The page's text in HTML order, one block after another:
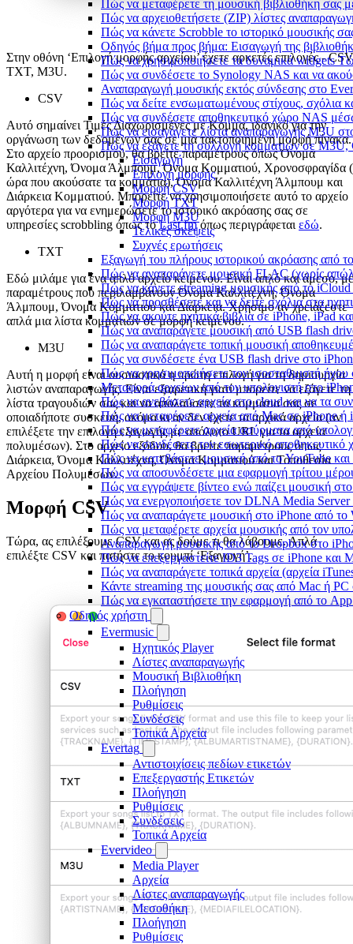
Πώς να μεταφέρετε τη μουσική βιβλιοθήκη
Πώς να αρχειοθετήσετε (ZIP) λίστες
Πώς να κάνετε Scrobble το ιστορικό μουσικής
Οδηγός βήμα προς βήμα: Εισαγωγή της
Πώς να χρησιμοποιήσετε τα δυναμικά widgets
Πώς να συνδέσετε το Synology NAS και να
Αναπαραγωγή μουσικής εκτός σύνδεσης στο
Πώς να δείτε ενσωματωμένους στίχους, σχόλια
Πώς να συνδέσετε αποθηκευτικό χώρο NAS
Πώς να εισαγάγετε λίστα αναπαραγωγής M3U
Πώς να εξάγετε τη συλλογή κομματιών σε
Εισαγωγή
Επιλογή μορφής
Μορφή CSV
Μορφή TXT
Μορφή M3U
Τελικές σκέψεις
Συχνές ερωτήσεις
Εξαγωγή του πλήρους ιστορικού ακρόασης από
Πώς να αναπαράγετε μουσική FLAC (χωρίς
Πώς να κάνετε streaming μουσικής από το
Πώς να προσθέσετε και να δείτε σχόλια στα
Πώς να ακούτε ηχητικά βιβλία σε iPhone, iPad
Πώς να αναπαράγετε μουσική από USB flash
Πώς να αναπαράγετε τοπική μουσική
Πώς να συνδέσετε ένα USB flash drive στο iPhone
Πώς να χρησιμοποιήσετε τον ισοσταθμιστή
Μεταφορά αρχείων από τον υπολογιστή στο
Πώς να ανεβάσετε αρχεία στο cloud και να τα
Πώς να μεταφέρετε αρχεία από Mac σε iPhone ή
Πώς να μεταφέρετε αρχεία ασύρματα από
Πώς να συνδέσετε τον εσωτερικό
Πώς να κατεβάσετε μουσική από το YouTube
Πώς να αποσυνδέσετε μια εφαρμογή τρίτου
Πώς να εγγράψετε βίντεο ενώ παίζει μουσική
Πώς να ενεργοποιήσετε τον DLNA Media
Πώς να αναπαράγετε μουσική στο iPhone από
Πώς να μεταφέρετε αρχεία μουσικής από τον
Αναπαραγωγή μουσικής από το Dropbox στο
Πώς να επεξεργαστείτε ID3 Tags σε iPhone και
Πώς να αναπαράγετε τοπικά αρχεία (αρχεία
Κάντε streaming της μουσικής σας από Mac ή
Πώς να εγκαταστήσετε την εφαρμογή από το
Οδηγός χρήστη
Evermusic
Ηχητικός Player
Λίστες αναπαραγωγής
Μουσική Βιβλιοθήκη
Πλοήγηση
Ρυθμίσεις
Συνδέσεις
Τοπικά Αρχεία
Evertag
Αντιστοιχίσεις πεδίων ετικετών
Επεξεργαστής Ετικετών
Πλοήγηση
Ρυθμίσεις
Συνδέσεις
Τοπικά Αρχεία
Evervideo
Media Player
Αρχεία
Λίστες αναπαραγωγής
Μεσοθήκη
Πλοήγηση
Ρυθμίσεις
Στην οθόνη ‘Επιλογή μορφής αρχείου’ έχετε αρκετές επιλογές -
TXT, M3U.
CSV
Αυτό σημαίνει Τιμές Διαχωρισμένες με Κόμμα, ιδανικό για την
οργάνωση των δεδομένων σας σε μια τακτοποιημένη μορφή πίνακα.
Στο αρχείο προορισμού, θα βρείτε παραμέτρους όπως Όνομα
Καλλιτέχνη, Όνομα Άλμπουμ, Όνομα Κομματιού, Χρονοσφραγίδα
ώρα που ακούσατε τα κομμάτια), Όνομα Καλλιτέχνη Άλμπουμ και
Διάρκεια Κομματιού. Μπορείτε να χρησιμοποιήσετε αυτό το αρχείο
αργότερα για να ενημερώσετε το ιστορικό ακρόασης σας σε
υπηρεσίες scrobbling όπως τοLast.fmόπως περιγράφεταιεδώ.
TXT
Εδώ μιλάμε για ένα απλό αρχείο κειμένου. Είναι απλό και άμεσο, με
παραμέτρους που περιλαμβάνουν Όνομα Καλλιτέχνη, Όνομα
Άλμπουμ, Όνομα Κομματιού και Διάρκεια. Χρήσιμο αν χρειάζεστε
απλά μια λίστα κομματιών σε μορφή κειμένου.
M3U
Αυτή η μορφή είναι ουσιαστικά η πρώτη επιλογή για τη δημιουργία
λιστών αναπαραγωγής. Είναι εξαιρετική γιατί μπορείτε να εξάγετε τη
λίστα τραγουδιών σας και να απολαύσετε τα κομμάτια σας σε
οποιαδήποτε συσκευή, ακόμα κι αν δεν έχετε τα αρχικά αρχεία (αν
επιλέξετε την επιλογή εξαγωγής με απόλυτο URL για τα αρχεία
πολυμέσων). Στο αρχείο εξόδου, θα βρείτε παραμέτρους όπως
Διάρκεια, Όνομα Καλλιτέχνη, Όνομα Κομματιού και Τοποθεσία
Αρχείου Πολυμέσων.
Μορφή CSV
Τώρα, ας επιλέξουμε CSV και ας δούμε τι θα λάβουμε. Απλά
επιλέξτε CSV και πατήστε το κουμπί ‘Εξαγωγή’.